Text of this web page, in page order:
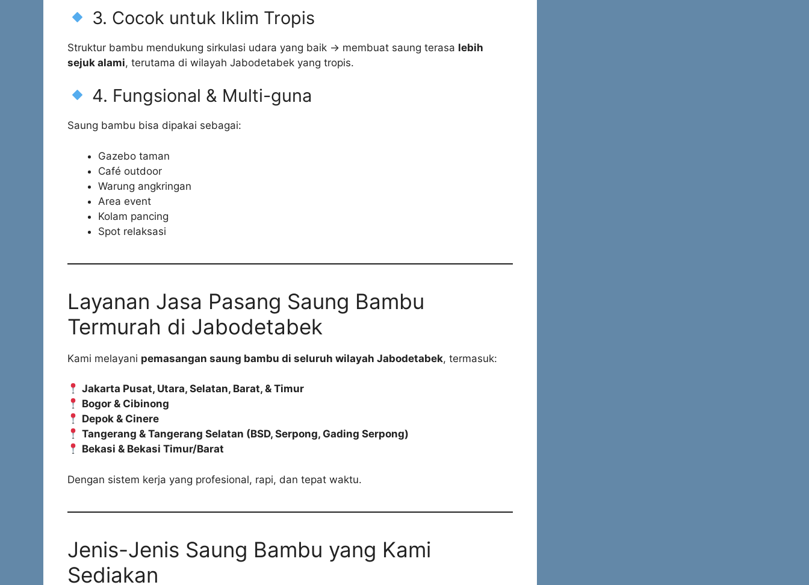
3. Cocok untuk Iklim Tropis
Struktur bambu mendukung sirkulasi udara yang baik → membuat saung terasa lebih
sejuk alami, terutama di wilayah Jabodetabek yang tropis.
4. Fungsional & Multi-guna
Saung bambu bisa dipakai sebagai:
Gazebo taman
Café outdoor
Warung angkringan
Area event
Kolam pancing
Spot relaksasi
Layanan Jasa Pasang Saung Bambu
Termurah di Jabodetabek
Kami melayani pemasangan saung bambu di seluruh wilayah Jabodetabek, termasuk:
Jakarta Pusat, Utara, Selatan, Barat, & Timur
Bogor & Cibinong
Depok & Cinere
Tangerang & Tangerang Selatan (BSD, Serpong, Gading Serpong)
Bekasi & Bekasi Timur/Barat
Dengan sistem kerja yang profesional, rapi, dan tepat waktu.
Jenis-Jenis Saung Bambu yang Kami
Sediakan